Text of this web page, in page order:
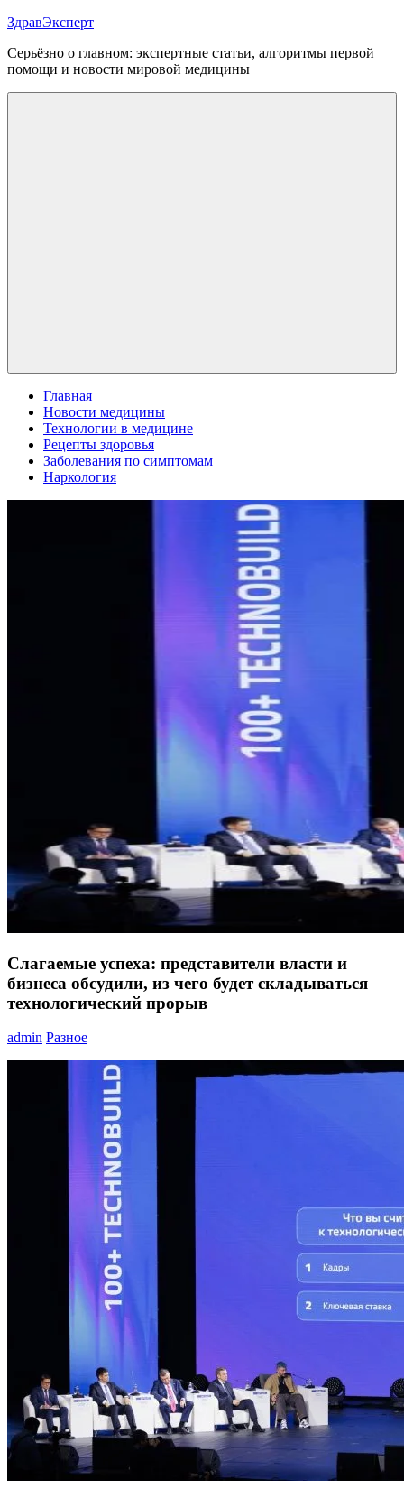
Перейти
содержимому
ЗдравЭксперт
Серьёзно о главном: экспертные статьи, алгоритмы первой
помощи и новости мировой медицины
Главная
Новости медицины
Технологии в медицине
Рецепты здоровья
Заболевания по симптомам
Наркология
Слагаемые успеха: представители власти и
бизнеса обсудили, из чего будет складываться
технологический прорыв
admin Разное